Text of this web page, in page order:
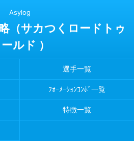
Asylog
（サカつくロードトゥ
ルド ）
選手一覧
ﾌｫｰﾒｰｼｮﾝｺﾝﾎﾞ一覧
特徴一覧